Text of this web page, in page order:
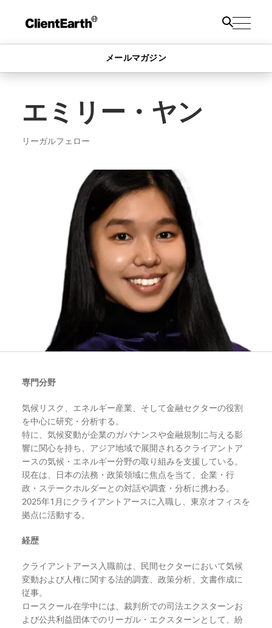
メールマガジン
エミリー・ヤン
リーガルフェロー
専門分野
気候リスク、エネルギー産業、そして金融セクターの役割
を中心に研究・分析する。
特に、気候変動が企業のガバナンスや金融規制に与える影
響に関心を持ち、アジア地域で展開されるクライアントア
ースの気候・エネルギー分野の取り組みを支援している。
現在は、日本の法務・政策領域に焦点を当て、企業・行
政・ステークホルダーとの対話や調査・分析に携わる。
2025年1月にクライアントアースに入職し、東京オフィスを
拠点に活動する。
経歴
クライアントアース入職前は、民間セクターにおいて気候
変動および人権に関する法的調査、政策分析、文書作成に
従事。
ロースクール在学中には、裁判所での司法エクスターンお
よび公共利益団体でのリーガル・エクスターンとして、紛